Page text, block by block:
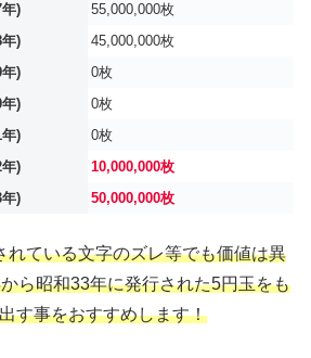
)
55,000,000枚
)
45,000,000枚
)
0枚
)
0枚
)
0枚
)
10,000,000枚
)
50,000,000枚
れている文字のズレ等でも価値は異
ら昭和33年に発行された5円玉をも
す事をおすすめします！